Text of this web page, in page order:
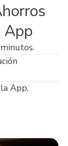
App
App,